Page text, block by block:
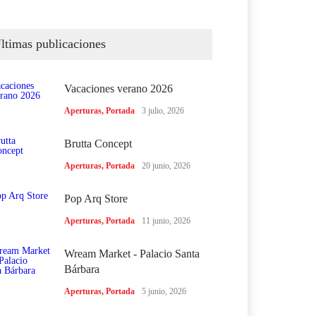
publicaciones
Vacaciones verano 2026
Aperturas, Portada 3 julio, 2026
Brutta Concept
Aperturas, Portada 20 junio, 2026
Pop Arq Store
Aperturas, Portada 11 junio, 2026
Wream Market - Palacio Santa
Bárbara
Aperturas, Portada 5 junio, 2026